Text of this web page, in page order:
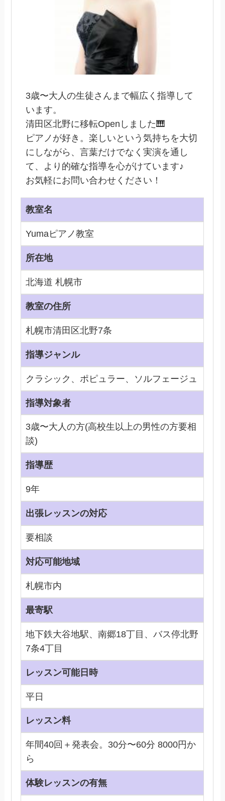
3歳〜大人の生徒さんまで幅広く指導して
います。
清田区北野に移転Openしました🎹
ピアノが好き。楽しいという気持ちを大切
にしながら、言葉だけでなく実演を通し
て、より的確な指導を心がけています♪
お気軽にお問い合わせください！
教室名
Yumaピアノ教室
所在地
北海道 札幌市
教室の住所
札幌市清田区北野7条
指導ジャンル
クラシック、ポピュラー、ソルフェージュ
指導対象者
3歳〜大人の方(高校生以上の男性の方要相
談)
指導歴
9年
出張レッスンの対応
要相談
対応可能地域
札幌市内
最寄駅
地下鉄大谷地駅、南郷18丁目、バス停北野
7条4丁目
レッスン可能日時
平日
レッスン料
年間40回＋発表会。30分〜60分 8000円か
ら
体験レッスンの有無